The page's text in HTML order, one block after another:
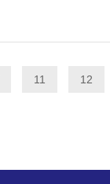
11 12